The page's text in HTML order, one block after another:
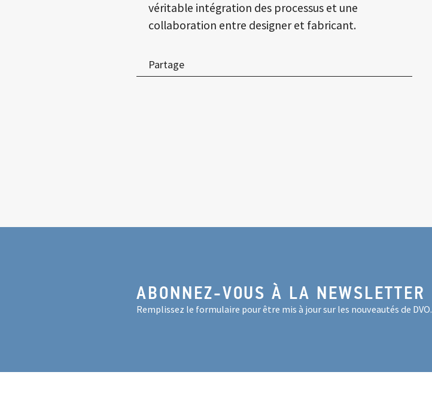
véritable intégration des processus et une
collaboration entre designer et fabricant.
Partage
ABONNEZ-VOUS À LA NEWSLETTER
Remplissez le formulaire pour être mis à jour sur les nouveautés de DVO.